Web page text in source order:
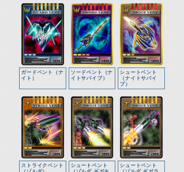
ガードベント（ナ
イト）
ソードベント（ナ
イトサバイブ）
シュートベント
（ナイトサバイ
ブ）
ストライクベント
シュートベント
シュートベント